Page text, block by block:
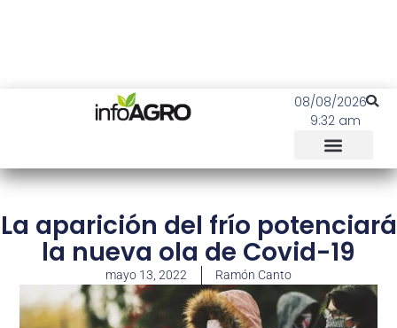
08/08/2026
9:32 am
La aparición del frío potenciará
la nueva ola de Covid-19
mayo 13, 2022 Ramón Canto